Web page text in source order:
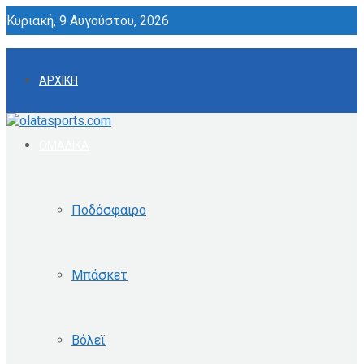
Κυριακή, 9 Αυγούστου, 2026
ΑΡΧΙΚΗ
Ποδόσφαιρο
Μπάσκετ
Βόλεϊ